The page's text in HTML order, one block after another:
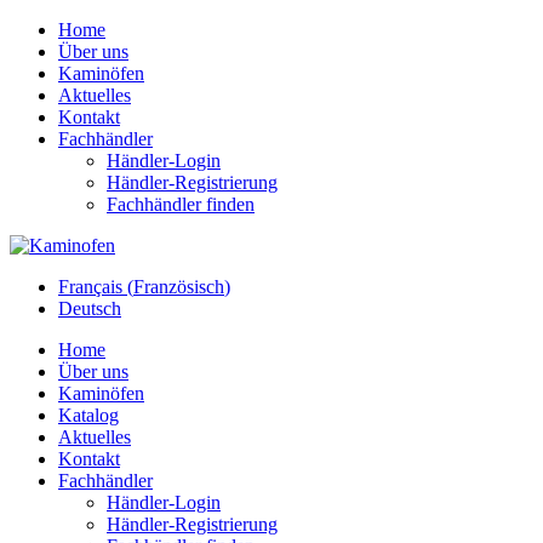
Home
Über uns
Kaminöfen
Aktuelles
Kontakt
Fachhändler
Händler-Login
Händler-Registrierung
Fachhändler finden
Français (Französisch)
Deutsch
Home
Über uns
Kaminöfen
Katalog
Aktuelles
Kontakt
Fachhändler
Händler-Login
Händler-Registrierung